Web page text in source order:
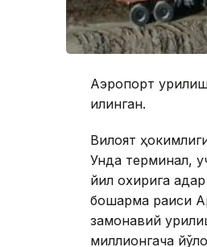
Аэропорт
қилинган.
Вилоят
Унда терминал,
йил охирига
бошқарма раиси
замонавий
миллионгача